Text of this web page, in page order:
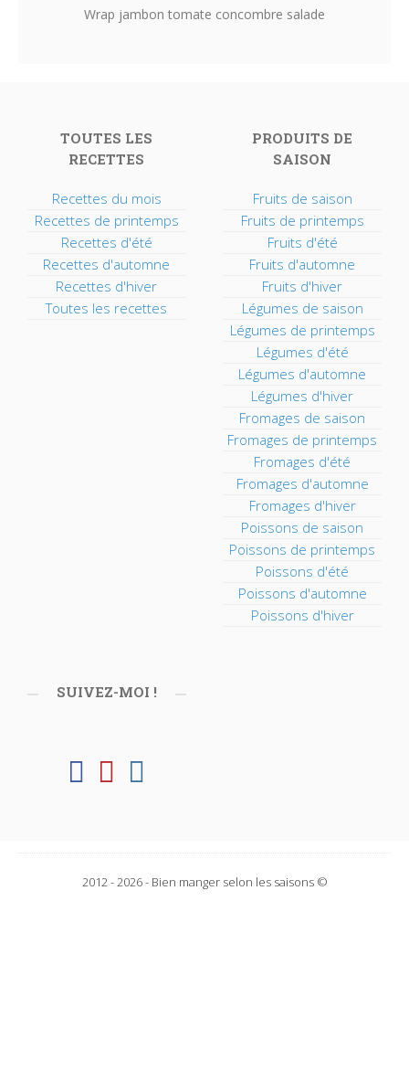
Wrap jambon tomate concombre salade
TOUTES LES
RECETTES
Recettes du mois
Recettes de printemps
Recettes d'été
Recettes d'automne
Recettes d'hiver
Toutes les recettes
PRODUITS DE
SAISON
Fruits de saison
Fruits de printemps
Fruits d'été
Fruits d'automne
Fruits d'hiver
Légumes de saison
Légumes de printemps
Légumes d'été
Légumes d'automne
Légumes d'hiver
Fromages de saison
Fromages de printemps
Fromages d'été
Fromages d'automne
Fromages d'hiver
Poissons de saison
Poissons de printemps
Poissons d'été
Poissons d'automne
Poissons d'hiver
SUIVEZ-MOI !
2012 - 2026 - Bien manger selon les saisons ©